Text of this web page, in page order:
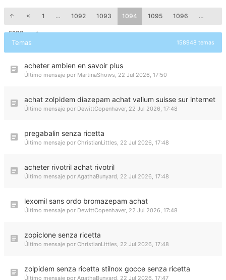
1 … 1092 1093 1094 1095 1096 …
5299
Temas 158948 temas
acheter ambien en savoir plus
Último mensaje por MartinaShows, 22 Jul 2026, 17:50
achat zolpidem diazepam achat valium suisse sur internet
Último mensaje por DewittCopenhaver, 22 Jul 2026, 17:48
pregabalin senza ricetta
Último mensaje por ChristianLittles, 22 Jul 2026, 17:48
acheter rivotril achat rivotril
Último mensaje por AgathaBunyard, 22 Jul 2026, 17:48
lexomil sans ordo bromazepam achat
Último mensaje por DewittCopenhaver, 22 Jul 2026, 17:48
zopiclone senza ricetta
Último mensaje por ChristianLittles, 22 Jul 2026, 17:48
zolpidem senza ricetta stilnox gocce senza ricetta
Último mensaje por AgathaBunyard, 22 Jul 2026, 17:47